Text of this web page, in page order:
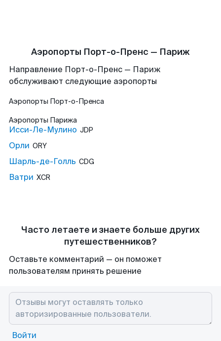
Аэропорты Порт-о-Пренс — Париж
Направление Порт-о-Пренс — Париж
обслуживают следующие аэропорты
Аэропорты Порт-о-Пренса
Аэропорты Парижа
Исси-Ле-Мулино JDP
Орли ORY
Шарль-де-Голль CDG
Ватри XCR
Часто летаете и знаете больше других
путешественников?
Оставьте комментарий — он поможет
пользователям принять решение
Войти